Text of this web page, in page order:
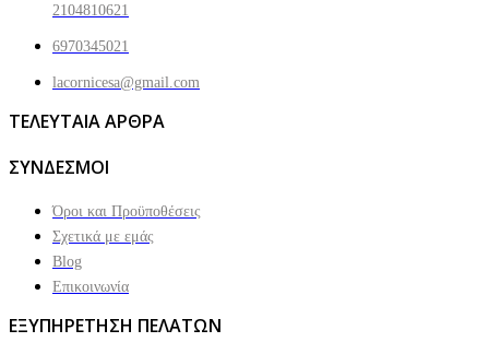
2104810621
6970345021
lacornicesa@gmail.com
ΤΕΛΕΥΤΑΙΑ ΑΡΘΡΑ
ΣΥΝΔΕΣΜΟΙ
Όροι και Προϋποθέσεις
Σχετικά με εμάς
Blog
Επικοινωνία
ΕΞΥΠΗΡΕΤΗΣΗ ΠΕΛΑΤΩΝ